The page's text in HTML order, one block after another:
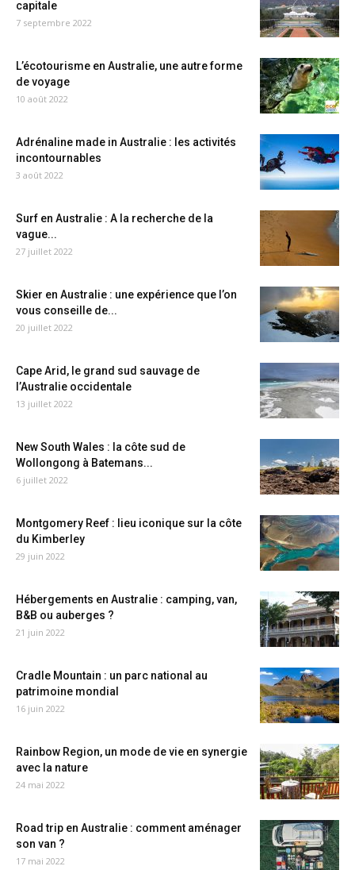
capitale
7 septembre 2022
L’écotourisme en Australie, une autre forme
de voyage
10 août 2022
Adrénaline made in Australie : les activités
incontournables
3 août 2022
Surf en Australie : A la recherche de la
vague...
27 juillet 2022
Skier en Australie : une expérience que l’on
vous conseille de...
20 juillet 2022
Cape Arid, le grand sud sauvage de
l’Australie occidentale
13 juillet 2022
New South Wales : la côte sud de
Wollongong à Batemans...
6 juillet 2022
Montgomery Reef : lieu iconique sur la côte
du Kimberley
29 juin 2022
Hébergements en Australie : camping, van,
B&B ou auberges ?
21 juin 2022
Cradle Mountain : un parc national au
patrimoine mondial
16 juin 2022
Rainbow Region, un mode de vie en synergie
avec la nature
24 mai 2022
Road trip en Australie : comment aménager
son van ?
17 mai 2022